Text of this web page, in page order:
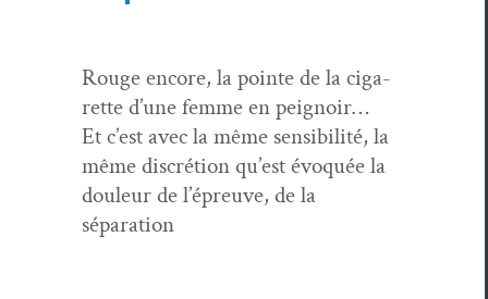
Rouge encore, la pointe de la cig­a­
rette d’une femme en peignoir…
Et c’est avec la même sen­si­bil­ité, la
même dis­cré­tion qu’est évo­quée la
douleur de l’épreuve, de la
séparation